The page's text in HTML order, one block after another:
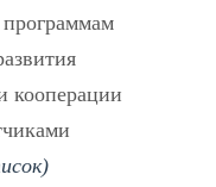
кооперации